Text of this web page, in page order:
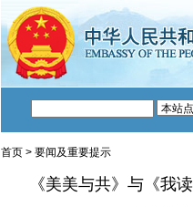
首页 > 要闻及重要提示
《美美与共》与《我